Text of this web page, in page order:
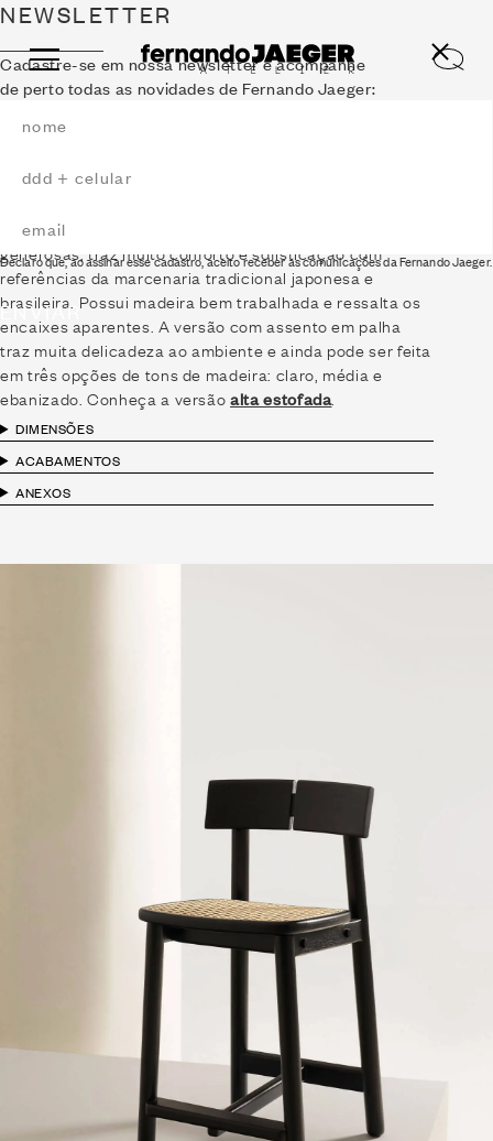
CADEIRA KIRI ALTA
PALHINHA
Cadeira Kiri Alta
generosas, traz muito conforto e sofisticação com
referências da marcenaria tradicional japonesa e
brasileira. Possui madeira bem trabalhada e ressalta os
encaixes aparentes. A versão com assento em palha
traz muita delicadeza ao ambiente e ainda pode ser feita
em três opções de tons de madeira: claro, média e
ebanizado. Conheça a versãoalta estofada.
DIMENSÕES
ACABAMENTOS
ANEXOS
NEWSLETTER
Cadastre-se em nossa newsletter e acompanhe
de perto todas as novidades de Fernando Jaeger:
Declaro que, ao assinar esse cadastro, aceito receber as comunicações da Fernando Jaeger.
ENVIAR